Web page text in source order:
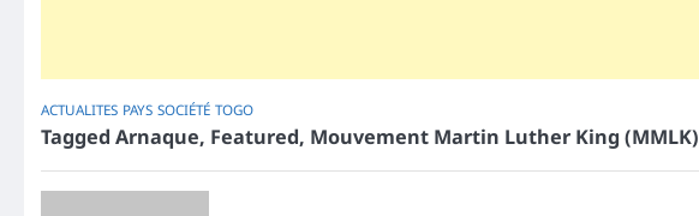
ACTUALITES PAYS SOCIÉTÉ TOGO
Tagged Arnaque, Featured, Mouvement Martin Luther King (MMLK)